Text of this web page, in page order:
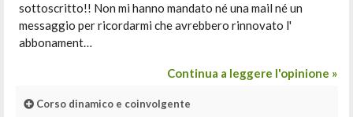
sottoscritto!! Non mi hanno mandato né una mail né un
messaggio per ricordarmi che avrebbero rinnovato l'
abbonament…
Continua a leggere l'opinione »
Corso dinamico e coinvolgente